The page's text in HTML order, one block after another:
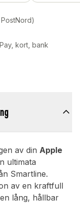
kort, bank
av din Apple
ultimata
Smartline.
av en kraftfull
lång, hållbar